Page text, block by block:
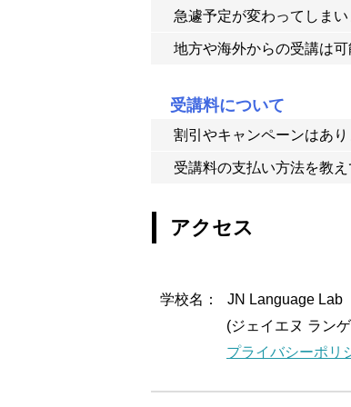
用された講師のみ在籍してい
通われている生徒の殆どが小
グや海外大学を目指して勉強
急遽予定が変わってしま
3営業日前までにご連絡いただ
地方や海外からの受講は可
受講料について
割引やキャンペーンはあり
ありません。
受講料の支払い方法を教え
アクセス
学校名：
JN Language Lab
(ジェイエヌ ランゲ
プライバシーポリ